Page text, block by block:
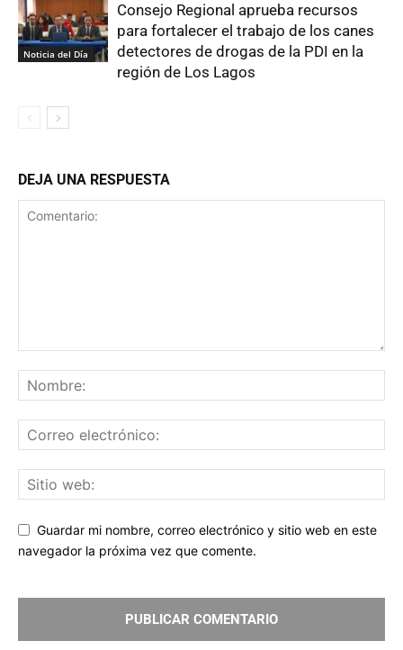
Noticia del Día
Consejo Regional aprueba recursos
para fortalecer el trabajo de los canes
detectores de drogas de la PDI en la
región de Los Lagos
DEJA UNA RESPUESTA
Guardar mi nombre, correo electrónico y sitio web en este
navegador la próxima vez que comente.